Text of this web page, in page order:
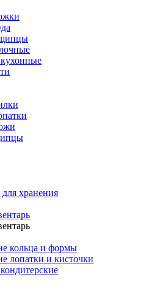
хранения
кольца и формы
лопатки и кисточки